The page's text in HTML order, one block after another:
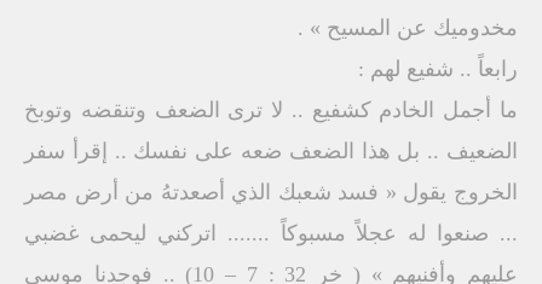
مخدوميك عن المسيح » .
رابعاً .. شفيع لهم :
ما أجمل الخادم كشفيع .. لا ترى الضعف وتنقضه وتوبخ
الضعيف .. بل هذا الضعف ضعه على نفسك .. إقرأ سفر
الخروج يقول « فسد شعبك الذي أصعدتهُ من أرض مصر
... صنعوا له عجلاً مسبوكاً ....... اتركني ليحمى غضبي
عليهم وأفنيهم » ( خر 32 : 7 – 10) .. فوجدنا موسى